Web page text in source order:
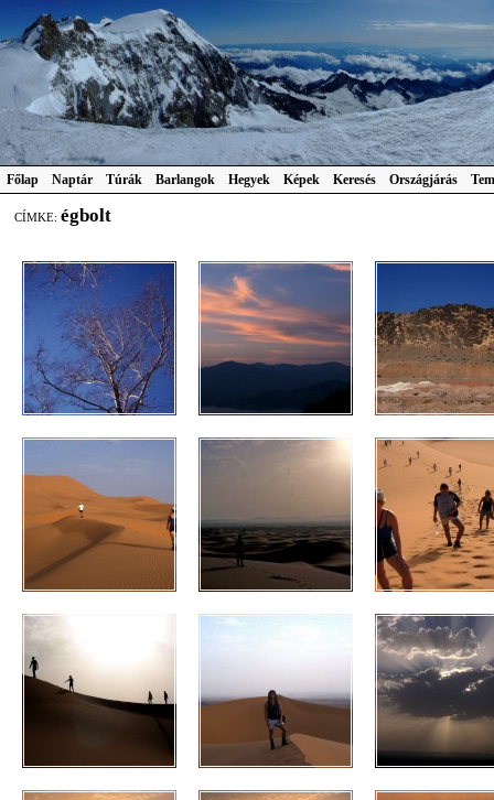
Főlap Naptár Túrák Barlangok Hegyek Képek Keresés Országjárás
CÍMKE: égbolt